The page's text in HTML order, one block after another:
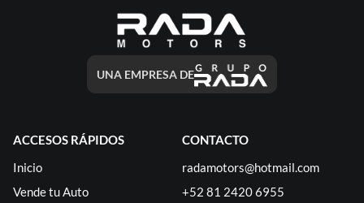
UNA EMPRESA DE
ACCESOS RÁPIDOS
Inicio
Vende tu Auto
CONTACTO
radamotors@hotmail.com
+52 81 2420 6955